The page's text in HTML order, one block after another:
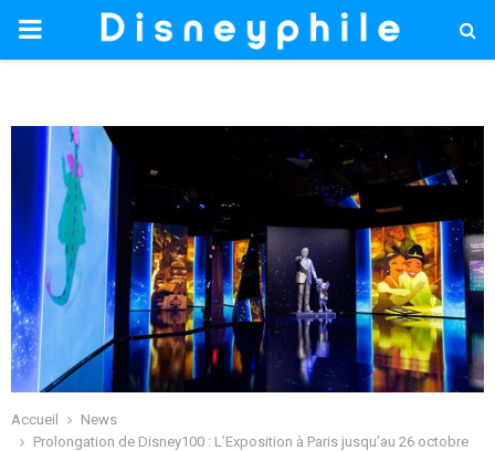
PRIMARY
Accueil
News
Prolongation de Disney100 : L’Exposition à Paris jusqu’au 26 octobre